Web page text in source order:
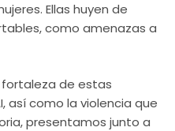
Ellas huyen de
como amenazas a
fortaleza de estas
así como la violencia que
presentamos junto a